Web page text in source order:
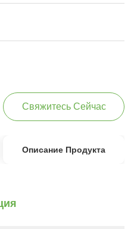
Свяжитесь Сейчас
Описание Продукта